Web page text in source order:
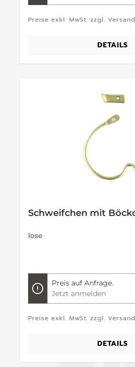
Preise exkl. MwSt. zzgl.
DETAILS
Schweifchen mit
lose
Preis auf Anfrage.
Jetzt anmelden
Preise exkl. MwSt. zzgl.
DETAILS